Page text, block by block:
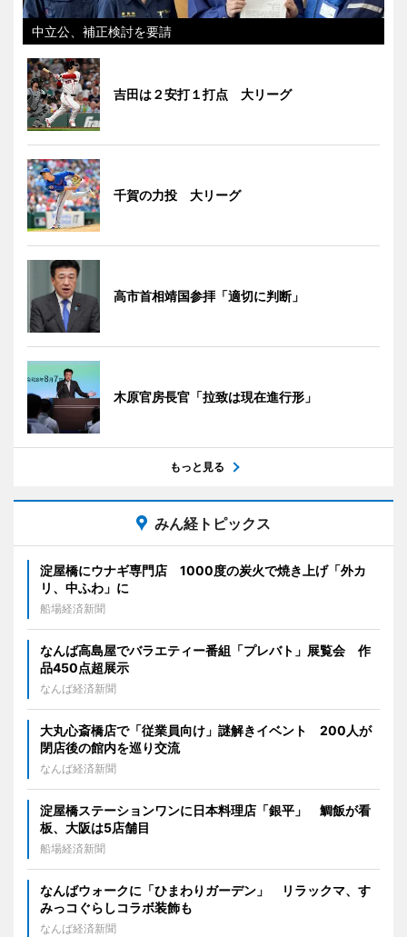
中立公、補正検討を要請
吉田は２安打１打点 大リーグ
千賀の力投 大リーグ
高市首相靖国参拝「適切に判断」
木原官房長官「拉致は現在進行形」
もっと見る
みん経トピックス
淀屋橋にウナギ専門店 1000度の炭火で焼き上げ「外カ
リ、中ふわ」に
船場経済新聞
なんば高島屋でバラエティー番組「プレバト」展覧会 作
品450点超展示
なんば経済新聞
大丸心斎橋店で「従業員向け」謎解きイベント 200人が
閉店後の館内を巡り交流
なんば経済新聞
淀屋橋ステーションワンに日本料理店「銀平」 鯛飯が看
板、大阪は5店舗目
船場経済新聞
なんばウォークに「ひまわりガーデン」 リラックマ、す
みっコぐらしコラボ装飾も
なんば経済新聞